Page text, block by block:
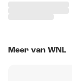
Meer van WNL